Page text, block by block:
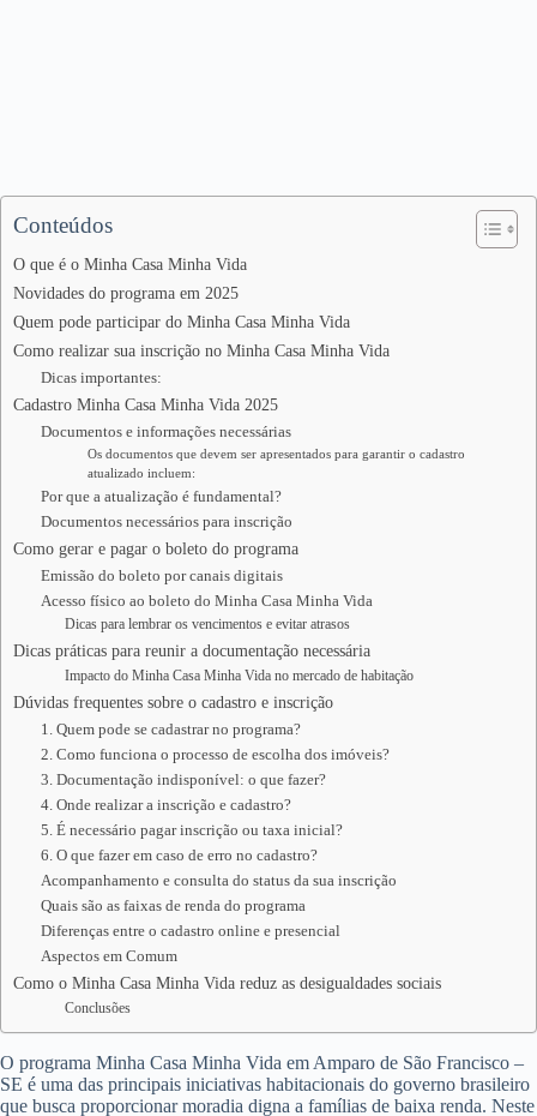
Conteúdos
O que é o Minha Casa Minha Vida
Novidades do programa em 2025
Quem pode participar do Minha Casa Minha Vida
Como realizar sua inscrição no Minha Casa Minha Vida
Dicas importantes:
Cadastro Minha Casa Minha Vida 2025
Documentos e informações necessárias
Os documentos que devem ser apresentados para garantir o cadastro
atualizado incluem:
Por que a atualização é fundamental?
Documentos necessários para inscrição
Como gerar e pagar o boleto do programa
Emissão do boleto por canais digitais
Acesso físico ao boleto do Minha Casa Minha Vida
Dicas para lembrar os vencimentos e evitar atrasos
Dicas práticas para reunir a documentação necessária
Impacto do Minha Casa Minha Vida no mercado de habitação
Dúvidas frequentes sobre o cadastro e inscrição
1. Quem pode se cadastrar no programa?
2. Como funciona o processo de escolha dos imóveis?
3. Documentação indisponível: o que fazer?
4. Onde realizar a inscrição e cadastro?
5. É necessário pagar inscrição ou taxa inicial?
6. O que fazer em caso de erro no cadastro?
Acompanhamento e consulta do status da sua inscrição
Quais são as faixas de renda do programa
Diferenças entre o cadastro online e presencial
Aspectos em Comum
Como o Minha Casa Minha Vida reduz as desigualdades sociais
Conclusões
O programa Minha Casa Minha Vida em Amparo de São Francisco –
SE é uma das principais iniciativas habitacionais do governo brasileiro
que busca proporcionar moradia digna a famílias de baixa renda. Neste